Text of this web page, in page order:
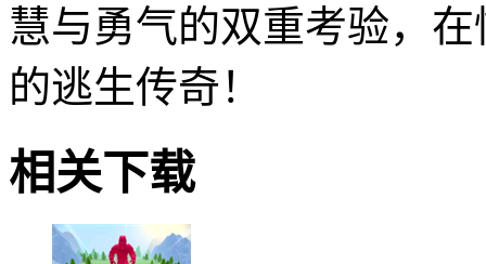
慧与勇气的双重考验，
的逃生传奇！
相关下载